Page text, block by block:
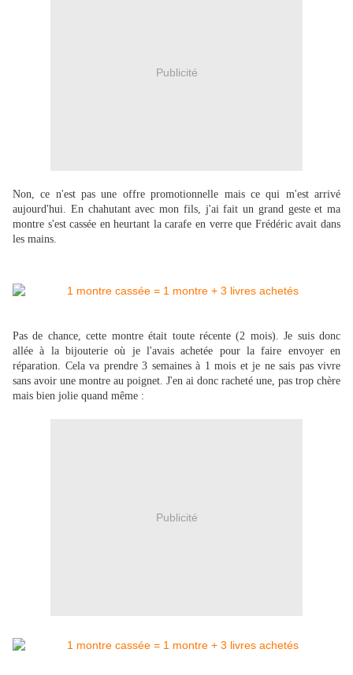
Publicité
Non, ce n'est pas une offre promotionnelle mais ce qui m'est arrivé
aujourd'hui. En chahutant avec mon fils, j'ai fait un grand geste et ma
montre s'est cassée en heurtant la carafe en verre que Frédéric avait dans
les mains.
Pas de chance, cette montre était toute récente (2 mois). Je suis donc
allée à la bijouterie où je l'avais achetée pour la faire envoyer en
réparation. Cela va prendre 3 semaines à 1 mois et je ne sais pas vivre
sans avoir une montre au poignet. J'en ai donc racheté une, pas trop chère
mais bien jolie quand même :
Publicité